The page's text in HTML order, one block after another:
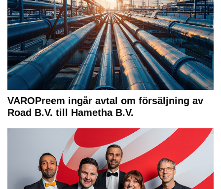
VAROPreem ingår avtal om försäljning av
Road B.V. till Hametha B.V.